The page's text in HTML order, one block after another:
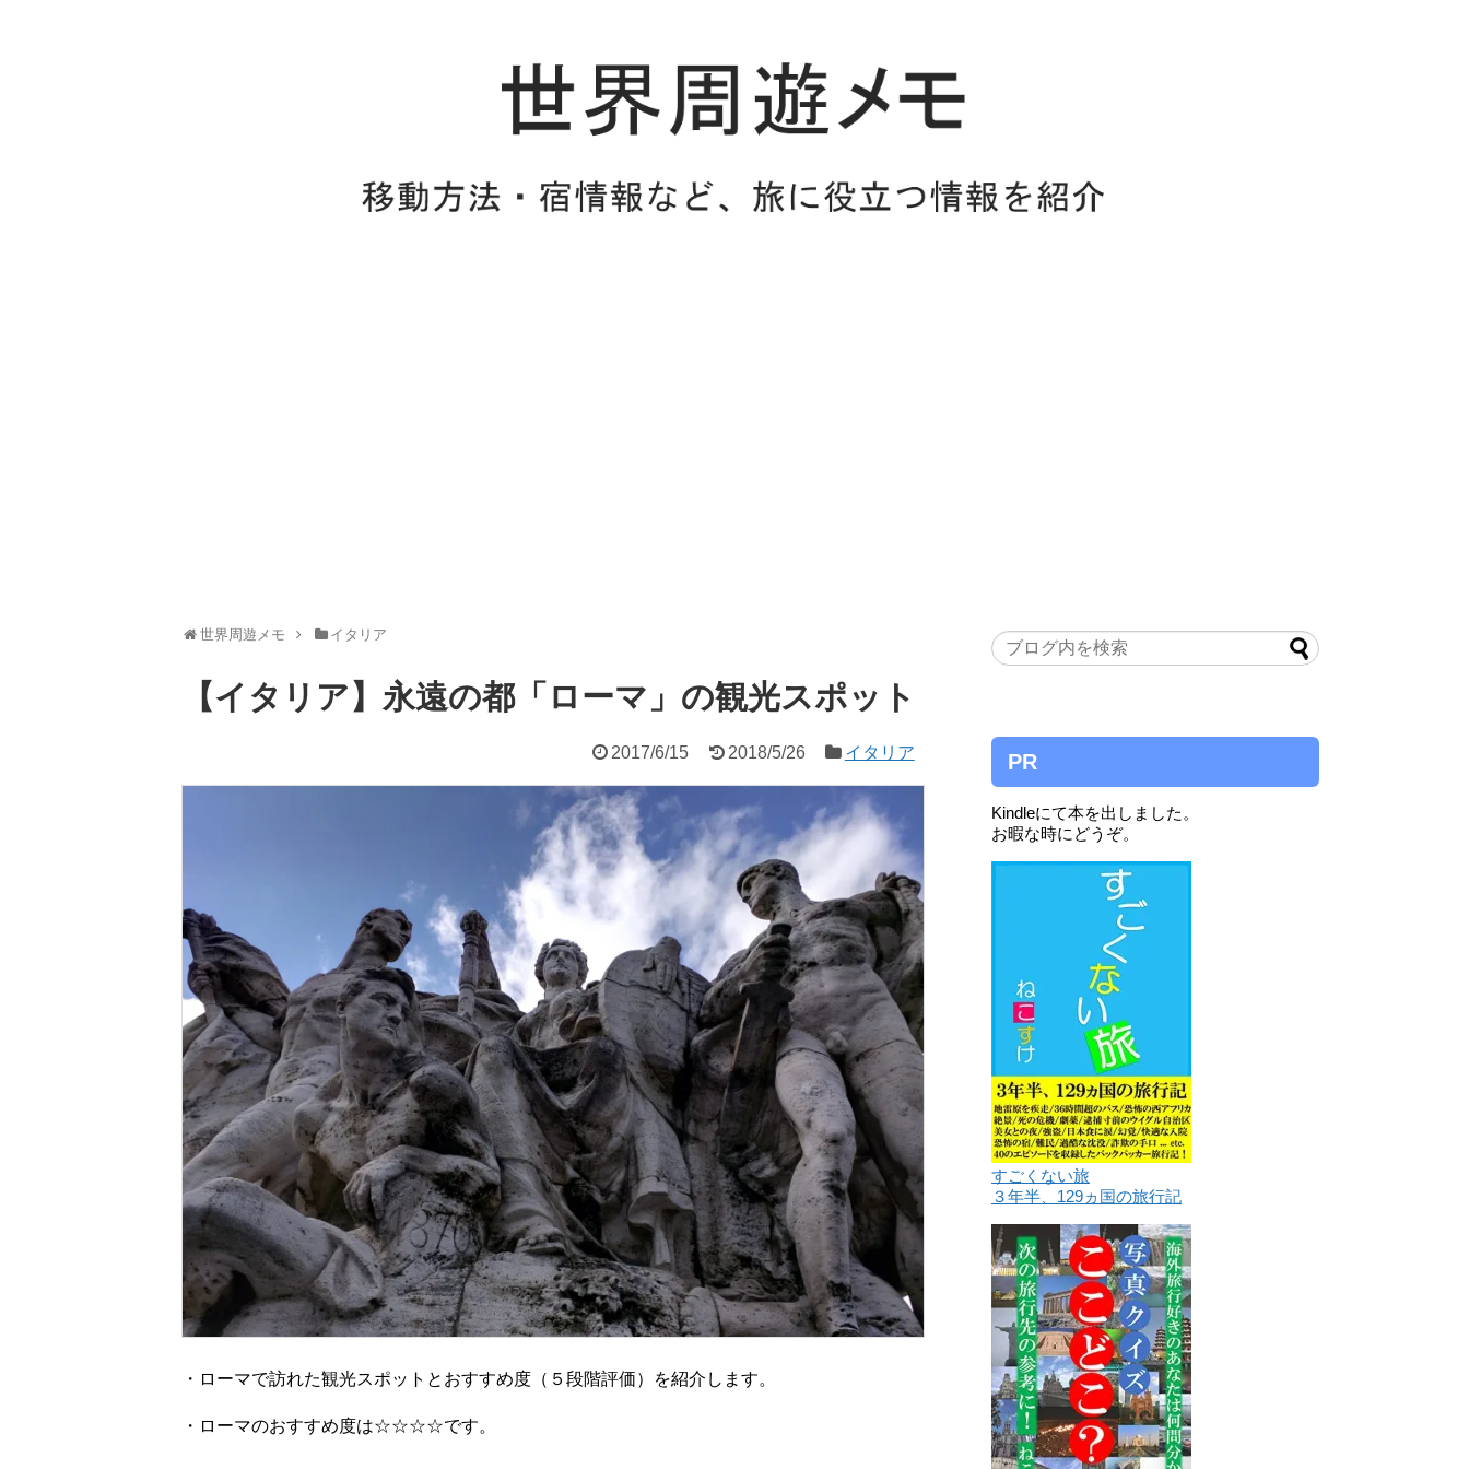
世界周遊メモ イタリア
【イタリア】永遠の都「ローマ」の観光スポット
2017/6/15 2018/5/26 イタリア
・ローマで訪れた観光スポットとおすすめ度（５段階評価）を紹介します。
・ローマのおすすめ度は☆☆☆☆です。
PR
Kindleにて本を出しました。
お暇な時にどうぞ。
すごくない旅
３年半、129ヵ国の旅行記